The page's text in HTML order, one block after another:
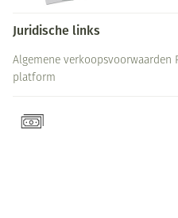
Juridische links
Algemene verkoopsvoorwaarden
platform